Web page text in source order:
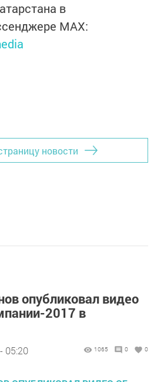
в
MАХ:
новости
опубликовал видео
2017 в
05:20 1065 0 0